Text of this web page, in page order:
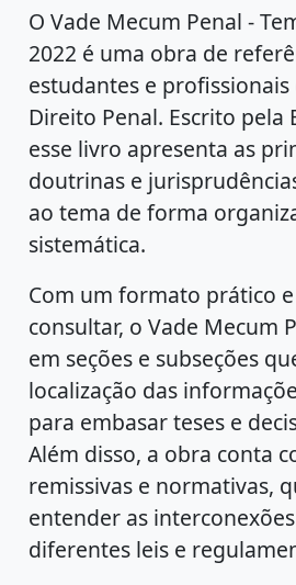
O Vade Mecum Penal -
2022 é uma obra de
estudantes e profissionais
Direito Penal. Escrito pela
esse livro apresenta as
doutrinas e
ao tema de forma
sistemática.
Com um formato prático
consultar, o Vade Mecum
em seções e subseções
localização das
para embasar teses e
Além disso, a obra conta
remissivas e normativas,
entender as
diferentes leis e